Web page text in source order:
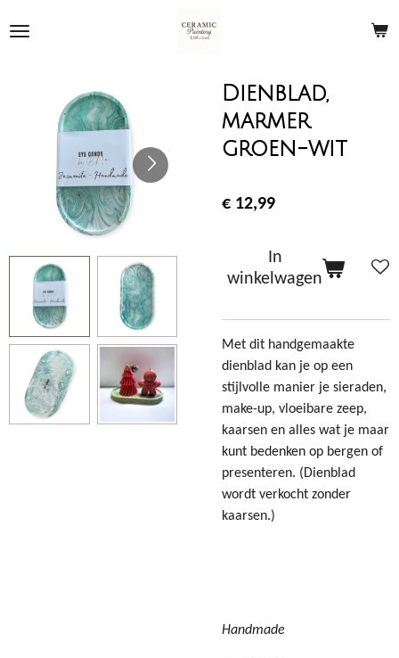
direct
hoofdinhoud
Dienblad,
marmer
groen-wit
€ 12,99
In
winkelwagen
Met dit handgemaakte
dienblad kan je op een
stijlvolle manier je sieraden,
make-up, vloeibare zeep,
kaarsen en alles wat je maar
kunt bedenken op bergen of
presenteren. (Dienblad
wordt verkocht zonder
kaarsen.)
Handmade